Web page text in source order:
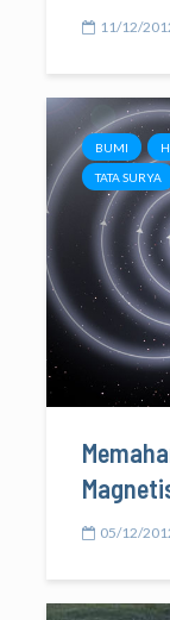
11/12/
BUMI
TATA SURYA
05/12/